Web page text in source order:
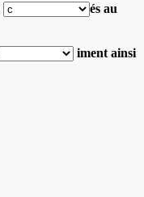
és au
iment ainsi